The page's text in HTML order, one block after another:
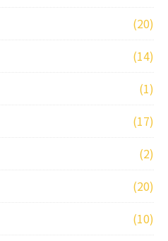
(20)
(14)
(1)
(17)
(2)
(20)
(10)